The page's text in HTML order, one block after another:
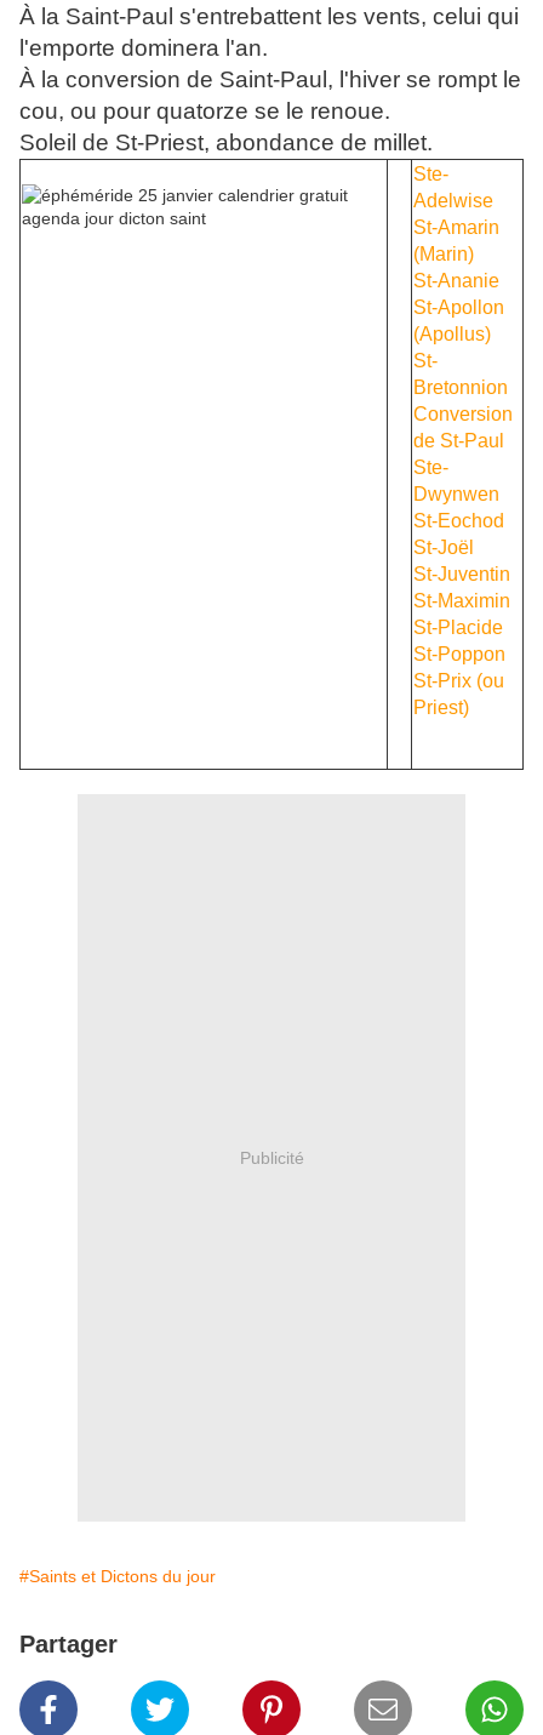
À la Saint-Paul s'entrebattent les vents, celui qui
l'emporte dominera l'an.
À la conversion de Saint-Paul, l'hiver se rompt le
cou, ou pour quatorze se le renoue.
Soleil de St-Priest, abondance de millet.
Ste-
Adelwise
St-Amarin
(Marin)
St-Ananie
St-Apollon
(Apollus)
St-
Bretonnion
Conversion
de St-Paul
Ste-
Dwynwen
St-Eochod
St-Joël
St-Juventin
St-Maximin
St-Placide
St-Poppon
St-Prix (ou
Priest)
Publicité
#Saints et Dictons du jour
Partager